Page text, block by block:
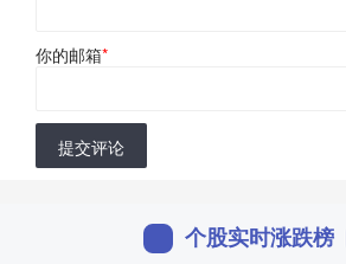
你的邮箱*
提交评论
个股实时涨跌榜